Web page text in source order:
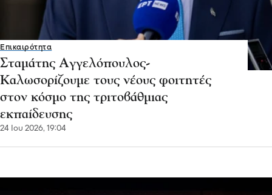
Επικαιρότητα
Σταμάτης Αγγελόπουλος-
Καλωσορίζουμε τους νέους φοιτητές
στον κόσμο της τριτοβάθμιας
εκπαίδευσης
24 Ιου 2026, 19:04